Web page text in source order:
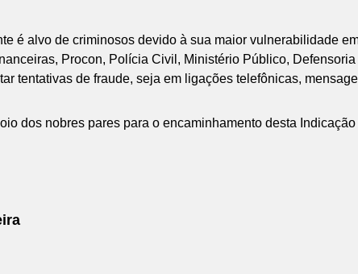
é alvo de criminosos devido à sua maior vulnerabilidade
Procon, Polícia Civil, Ministério Público,
tentativas de fraude, seja em ligações telefônicas,
dos nobres pares para o encaminhamento desta